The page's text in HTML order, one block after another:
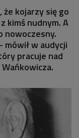
kojarzy się go
kimś nudnym. A
nowoczesny.
mówił w audycji
pracuje nad